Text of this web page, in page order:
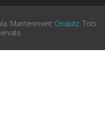
Manteniment: Onabitz. Tots